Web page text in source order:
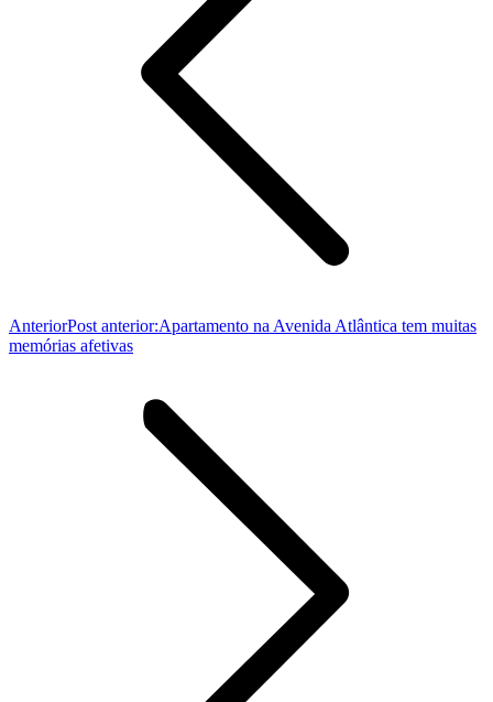
AnteriorPost anterior:Apartamento na Avenida Atlântica tem muitas
memórias afetivas